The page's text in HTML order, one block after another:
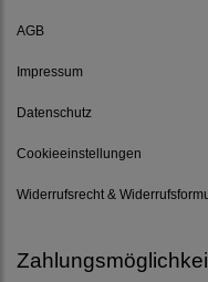
AGB
Impressum
Datenschutz
Cookieeinstellungen
Widerrufsrecht &